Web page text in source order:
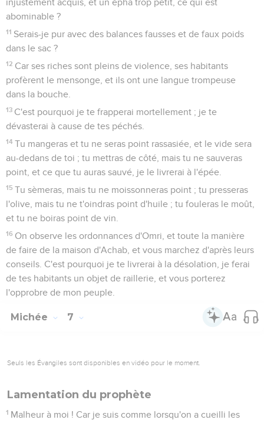
injustement acquis, et un épha trop petit, ce qui est
abominable ?
11 Serais-je pur avec des balances fausses et de faux poids
dans le sac ?
12 Car ses riches sont pleins de violence, ses habitants
profèrent le mensonge, et ils ont une langue trompeuse
dans la bouche.
13 C'est pourquoi je te frapperai mortellement ; je te
dévasterai à cause de tes péchés.
14 Tu mangeras et tu ne seras point rassasiée, et le vide sera
au-dedans de toi ; tu mettras de côté, mais tu ne sauveras
point, et ce que tu auras sauvé, je le livrerai à l'épée.
15 Tu sèmeras, mais tu ne moissonneras point ; tu presseras
l'olive, mais tu ne t'oindras point d'huile ; tu fouleras le moût,
et tu ne boiras point de vin.
16 On observe les ordonnances d'Omri, et toute la manière
de faire de la maison d'Achab, et vous marchez d'après leurs
conseils. C'est pourquoi je te livrerai à la désolation, je ferai
de tes habitants un objet de raillerie, et vous porterez
l'opprobre de mon peuple.
Michée 7
Seuls les Évangiles sont disponibles en vidéo pour le moment.
Lamentation du prophète
1 Malheur à moi ! Car je suis comme lorsqu'on a cueilli les